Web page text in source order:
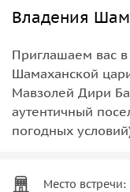
Владения
Приглашаем вас
Шамаханской
Мавзолей Дири
аутентичный
погодных
Место